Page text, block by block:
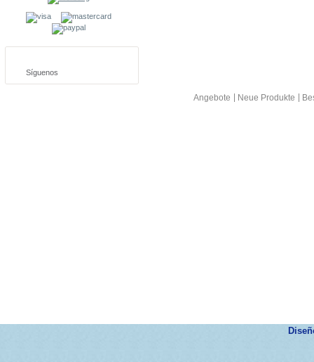
Síguenos
Angebote Neue Produkte